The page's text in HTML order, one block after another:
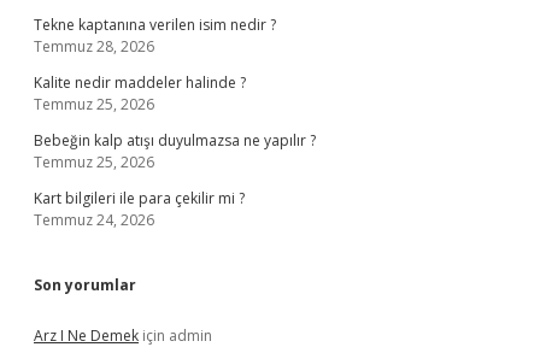
Tekne kaptanına verilen isim nedir ?
Temmuz 28, 2026
Kalite nedir maddeler halinde ?
Temmuz 25, 2026
Bebeğin kalp atışı duyulmazsa ne yapılır ?
Temmuz 25, 2026
Kart bilgileri ile para çekilir mi ?
Temmuz 24, 2026
Son yorumlar
Arz I Ne Demek için admin